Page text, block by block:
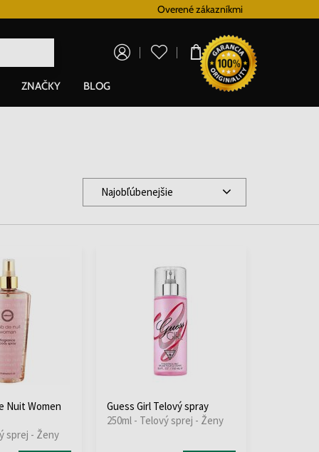
Overené zákazníkmi
0,00 €
ZNAČKY BLOG
Najobľúbenejšie
Nuit Women
sprej - Ženy
Guess Girl Telový spray
250ml - Telový sprej - Ženy